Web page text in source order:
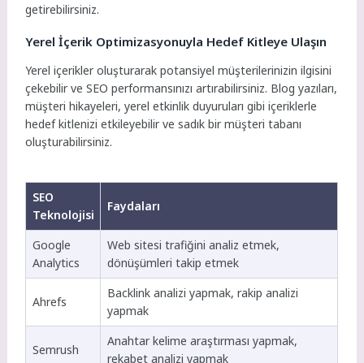
getirebilirsiniz.
Yerel İçerik Optimizasyonuyla Hedef Kitleye Ulaşın
Yerel içerikler oluşturarak potansiyel müşterilerinizin ilgisini
çekebilir ve SEO performansınızı artırabilirsiniz. Blog yazıları,
müşteri hikayeleri, yerel etkinlik duyuruları gibi içeriklerle
hedef kitlenizi etkileyebilir ve sadık bir müşteri tabanı
oluşturabilirsiniz.
SEO
Teknolojisi
Faydaları
Google
Analytics
Web sitesi trafiğini analiz etmek,
dönüşümleri takip etmek
Ahrefs
Backlink analizi yapmak, rakip analizi
yapmak
Semrush
Anahtar kelime araştırması yapmak,
rekabet analizi yapmak